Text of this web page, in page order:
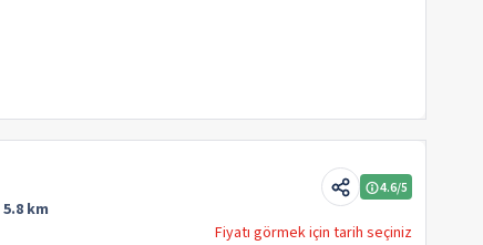
5.8 km
4.6/5
Fiyatı görmek için tarih seçiniz